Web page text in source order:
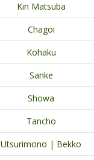
Kin Matsuba
Chagoi
Kohaku
Sanke
Showa
Tancho
Utsurimono | Bekko